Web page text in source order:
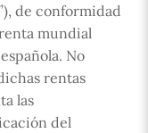
de conformidad
mundial
No
rentas
las
del